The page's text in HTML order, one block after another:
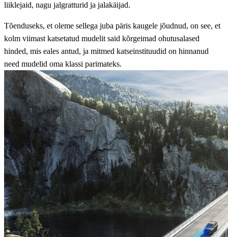
liiklejaid, nagu jalgratturid ja jalakäijad.
Tõenduseks, et oleme sellega juba päris kaugele jõudnud, on see, et
kolm viimast katsetatud mudelit said kõrgeimad ohutusalased
hinded, mis eales antud, ja mitmed katseinstituudid on hinnanud
need mudelid oma klassi parimateks.